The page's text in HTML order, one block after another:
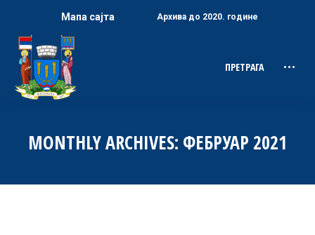
Мапа сајта Архива до 2020. године
Search:
ПРЕТРАГА
MONTHLY ARCHIVES: ФЕБРУАР 2021